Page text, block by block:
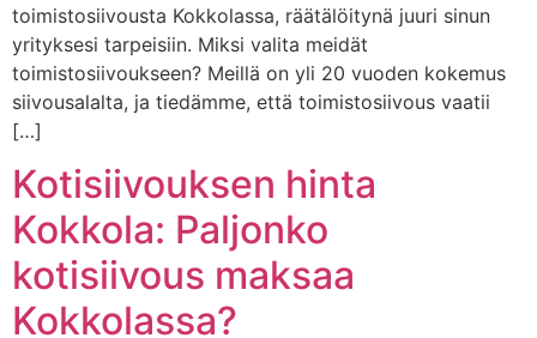
toimistosiivousta Kokkolassa, räätälöitynä juuri sinun
yrityksesi tarpeisiin. Miksi valita meidät
toimistosiivoukseen? Meillä on yli 20 vuoden kokemus
siivousalalta, ja tiedämme, että toimistosiivous vaatii
[…]
Kotisiivouksen hinta
Kokkola: Paljonko
kotisiivous maksaa
Kokkolassa?